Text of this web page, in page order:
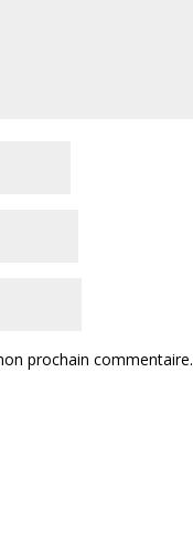
prochain commentaire.